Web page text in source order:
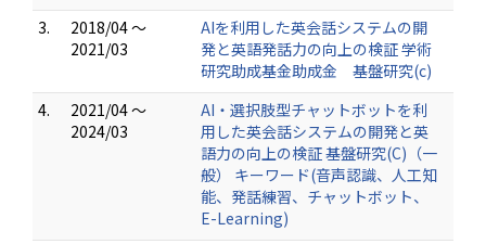
3.
2018/04 ～
2021/03
AIを利用した英会話システムの開
発と英語発話力の向上の検証 学術
研究助成基金助成金 基盤研究(c)
4.
2021/04 ～
2024/03
AI・選択肢型チャットボットを利
用した英会話システムの開発と英
語力の向上の検証 基盤研究(C)（一
般） キーワード(音声認識、人工知
能、発話練習、チャットボット、
E-Learning)